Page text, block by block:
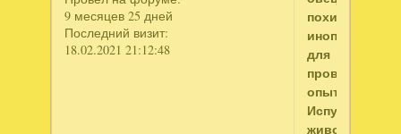
9 месяцев 25 дней
Последний визит:
18.02.2021 21:12:48
похищенную
для
проведения
опытов.
Испуганные
животные